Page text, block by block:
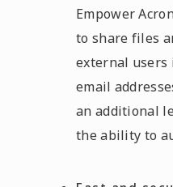
Empower
to share files
external
email
an additional
the ability to